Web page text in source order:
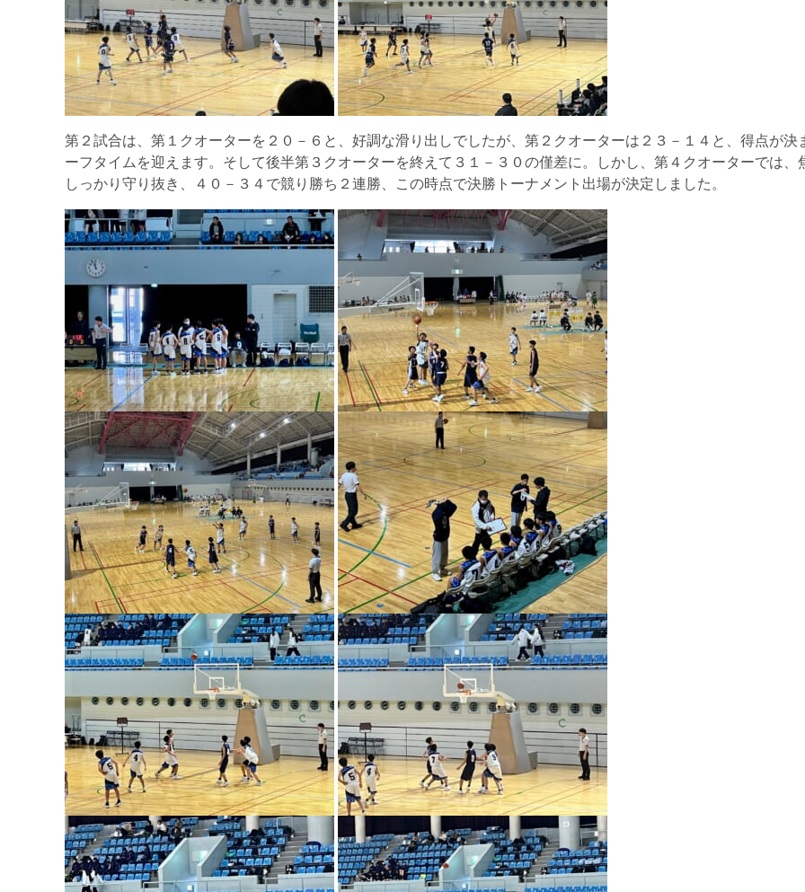
第２試合は、第１クオーターを２０－６と、好調な滑り出しでしたが、第２クオーターは２３－１４と、得点が決
ーフタイムを迎えます。そして後半第３クオーターを終えて３１－３０の僅差に。しかし、第４クオーターでは、
しっかり守り抜き、４０－３４で競り勝ち２連勝、この時点で決勝トーナメント出場が決定しました。